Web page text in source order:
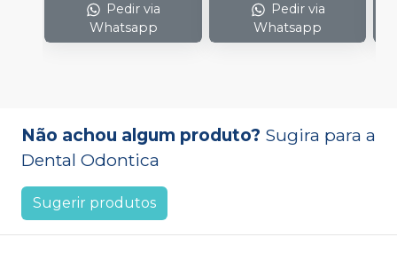
Pedir via
Whatsapp
Pedir via
Whatsapp
Não achou algum produto? Sugira para a
Dental Odontica
Sugerir produtos